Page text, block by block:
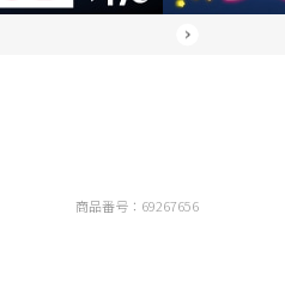
商品番号： 69267656